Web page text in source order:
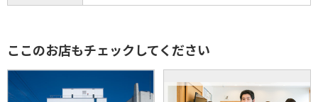
ここのお店もチェックしてください